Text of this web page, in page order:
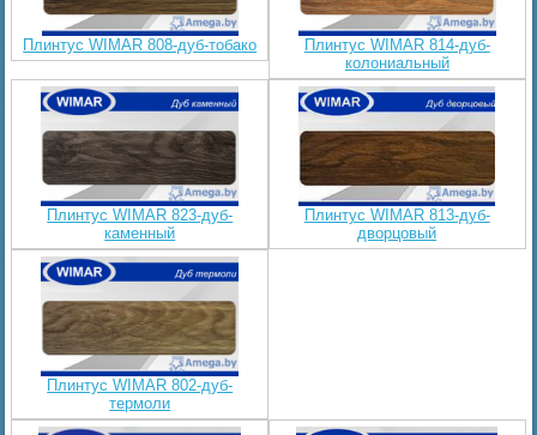
Плинтус WIMAR 808-дуб-тобако
Плинтус WIMAR 814-дуб-
колониальный
Плинтус WIMAR 823-дуб-
каменный
Плинтус WIMAR 813-дуб-
дворцовый
Плинтус WIMAR 802-дуб-
термоли